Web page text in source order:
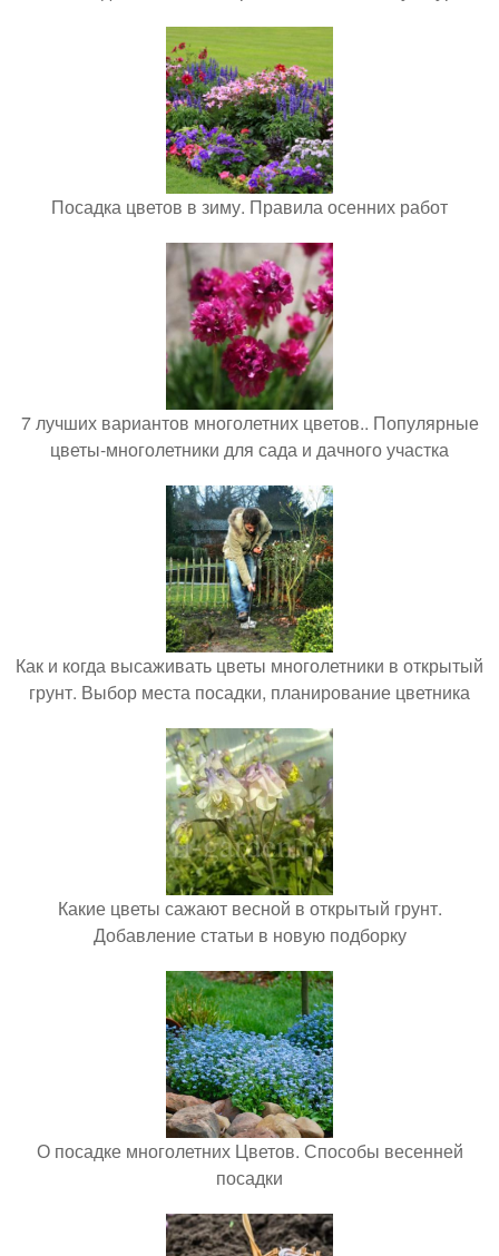
Посадка цветов в зиму. Правила осенних работ
7 лучших вариантов многолетних цветов.. Популярные
цветы-многолетники для сада и дачного участка
Как и когда высаживать цветы многолетники в открытый
грунт. Выбор места посадки, планирование цветника
Какие цветы сажают весной в открытый грунт.
Добавление статьи в новую подборку
О посадке многолетних Цветов. Способы весенней
посадки